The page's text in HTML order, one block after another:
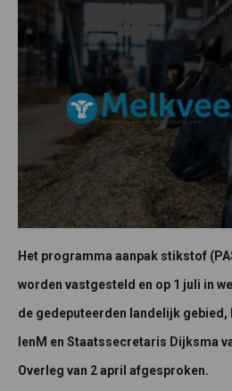
Het programma aanpak stikstof
worden vastgesteld en op 1 juli in
de gedeputeerden landelijk gebied,
IenM en Staatssecretaris Dijksma
Overleg van 2 april afgesproken.